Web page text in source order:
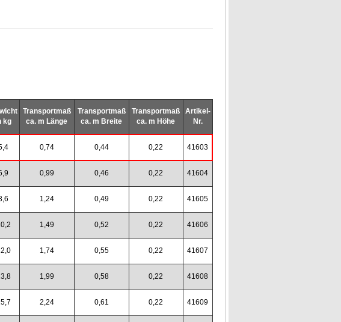
kg
Transportmaß
ca. m Länge
Transportmaß
ca. m Breite
Transportmaß
ca. m Höhe
Artikel-
Nr.
0,74 0,44 0,22 41603
0,99 0,46 0,22 41604
1,24 0,49 0,22 41605
1,49 0,52 0,22 41606
1,74 0,55 0,22 41607
1,99 0,58 0,22 41608
2,24 0,61 0,22 41609